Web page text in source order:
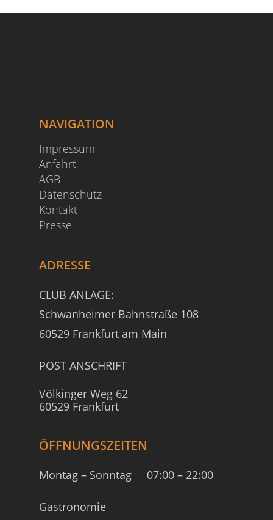
NAVIGATION
Impressum
Anfahrt
AGB
Datenschutz
Kontakt
Presse
ADRESSE
CLUB ANLAGE:
Schwanheimer Bahnstraße 108
60529 Frankfurt am Main
POST ANSCHRIFT
Völkinger Weg 62
60529 Frankfurt
ÖFFNUNGSZEITEN
Montag – Sonntag 07:00 – 22:00
Gastronomie